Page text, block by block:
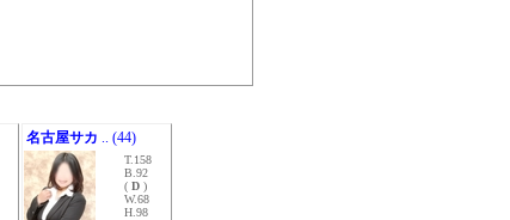
名古屋サカ .. (44)
T.158
B.92
( D )
W.68
H.98